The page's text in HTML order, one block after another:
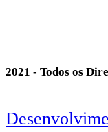
2021 - Todos os